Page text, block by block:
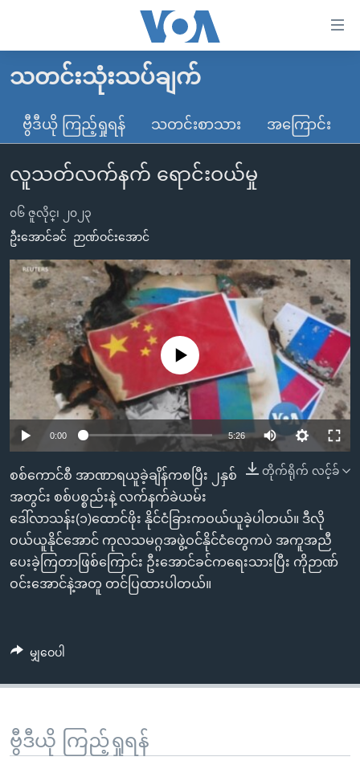
လွယ်ကူ
သည့်
များ
ပင်မ
အကြောင်းအရာ
ကျော်
ကြည့်
ရန်
ပင်မ
အ
ညွန်း
စာမျက်နှာ
ကျော်
ကြည့်
ရန်
ရှာဖွေ
ရန်
နေရာ
သို့
မူလစာမျက်နှာ
မြန်မာ
ကမ္ဘာ့သတင်းများ
နိုင်ငံတကာ
တရုတ်
အစ္စရေး-ပါလက်စတိုင်း
ဗွီဒီယို
ရပ်ဝန်းတခု လမ်းတခု အလွန်
အင်္ဂလိပ်စာလေ့လာမယ်
အမေရိကန်သုံးအီဒီယံ
မကြေးမုံရဲ့ အင်္ဂလိပ်စာ
ရုပ်ရှင်ထဲက အင်္ဂလိပ်စာ
သုတပဒေသာ အင်္ဂလိပ်စာ
အပတ်စဉ်ကဏ္ဍများ
ရေဒီယို
တီဗွီ
ရေဒီယိုနှင့်ရုပ်သံ အချက်အလက်များ
ရေဒီယို/တီဗွီအစီအစဉ်
Learning English
ဗွီအိုအေ လူမှုကွန်ယက်များ
ဘာသာစကားများ
သတင်းသုံးသပ်ချက်
ဗွီဒီယို ကြည့်ရှုရန် သတင်းစာသား အကြောင်း
လူသတ်လက်နက် ရောင်းဝယ်မှု
၀၆ ဇူလိုင္၊ ၂၀၂၃
ဦးအောင်ခင် ဉာဏ်ဝင်းအောင်
No media source currently available
0:00 5:26
တိုက်ရိုက် လင့်ခ်
စစ်ကောင်စီ အာဏာရယူခဲ့ချိန်ကစပြီး ၂နှစ်
အတွင်း စစ်ပစ္စည်းနဲ့ လက်နက်ခဲယမ်း
ဒေါ်လာသန်း(၁)ထောင်ဖိုး နိုင်ငံခြားကဝယ်ယူခဲ့ပါတယ်။ ဒီလို
ဝယ်ယူနိုင်အောင် ကုလသမဂ္ဂအဖွဲ့ဝင်နိုင်ငံတွေကပဲ အကူအညီ
ပေးခဲ့ကြတာဖြစ်ကြောင်း ဦးအောင်ခင်ကရေးသားပြီး ကိုဉာဏ်
ဝင်းအောင်နဲ့အတူ တင်ပြထားပါတယ်။
မျှဝေပါ
ဗွီဒီယို ကြည့်ရှုရန်